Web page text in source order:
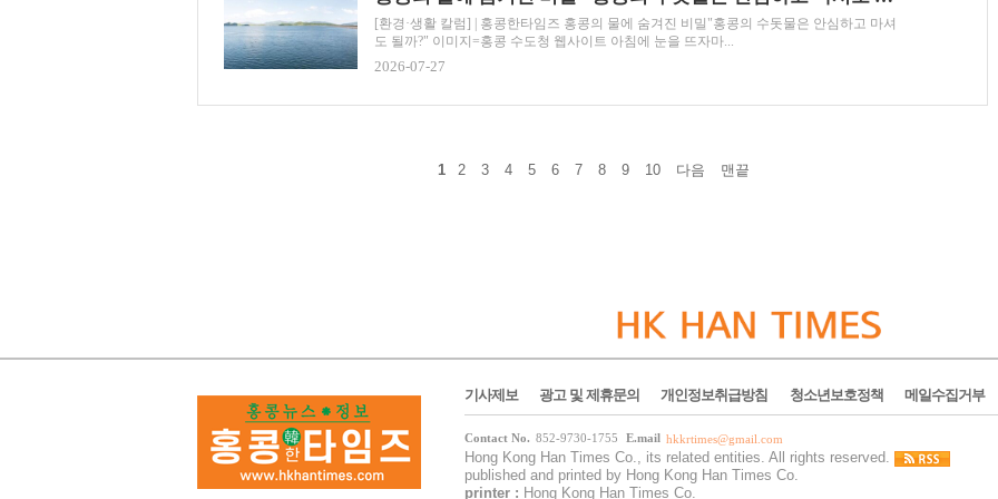
[환경·생활 칼럼] | 홍콩한타임즈 홍콩의 물에 숨겨진 비밀"홍콩의 수돗물은 안심하고 마셔
도 될까?" 이미지=홍콩 수도청 웹사이트 아침에 눈을 뜨자마...
2026-07-27
1 2 3 4 5 6 7 8 9 10 다음 맨끝
기사제보 광고 및 제휴문의 개인정보취급방침 청소년보호정책 메일수집거부
Contact No. 852-9730-1755 E.mail hkkrtimes@gmail.com
Hong Kong Han Times Co., its related entities. All rights reserved.
published and printed by Hong Kong Han Times Co.
printer : Hong Kong Han Times Co.